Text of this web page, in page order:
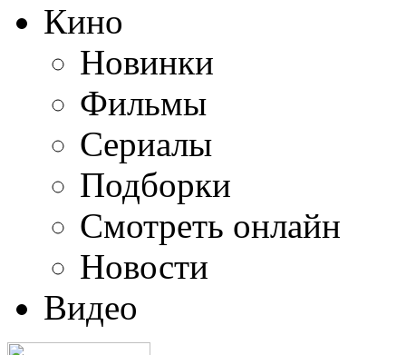
Кино
Новинки
Фильмы
Сериалы
Подборки
Смотреть онлайн
Новости
Видео